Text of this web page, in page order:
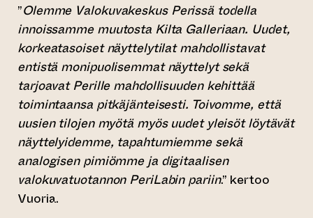
”Olemme Valokuvakeskus Perissä todella
innoissamme muutosta Kilta Galleriaan. Uudet,
korkeatasoiset näyttelytilat mahdollistavat
entistä monipuolisemmat näyttelyt sekä
tarjoavat Perille mahdollisuuden kehittää
toimintaansa pitkäjänteisesti. Toivomme, että
uusien tilojen myötä myös uudet yleisöt löytävät
näyttelyidemme, tapahtumiemme sekä
analogisen pimiömme ja digitaalisen
valokuvatuotannon PeriLabin pariin.” kertoo
Vuoria.